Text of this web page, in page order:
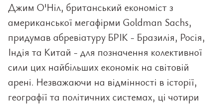
Джим О'Ніл, британський економіст з
американської мегафірми Goldman Sachs,
придумав абревіатуру БРІК - Бразилія, Росія,
Індія та Китай - для позначення колективної
сили цих найбільших економік на світовій
арені. Незважаючи на відмінності в історії,
географії та політичних системах, ці чотири